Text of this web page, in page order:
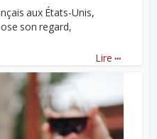
aux États-Unis,
son regard,
Lire ...